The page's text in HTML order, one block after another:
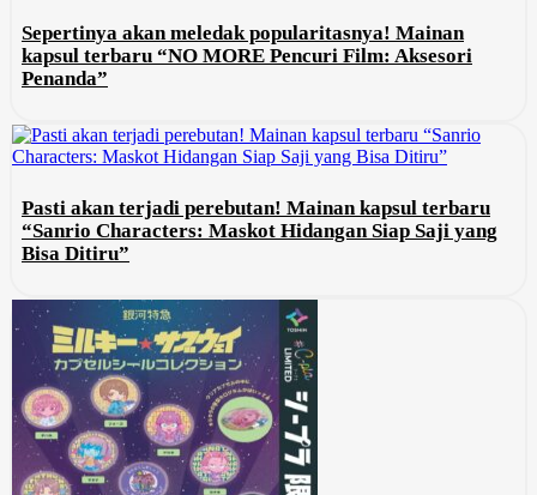
Sepertinya akan meledak popularitasnya! Mainan
kapsul terbaru “NO MORE Pencuri Film: Aksesori
Penanda”
Pasti akan terjadi perebutan! Mainan kapsul terbaru
“Sanrio Characters: Maskot Hidangan Siap Saji yang
Bisa Ditiru”